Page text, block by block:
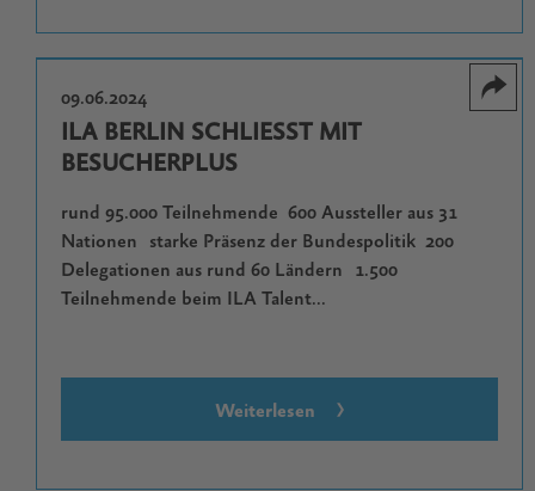
09.06.2024
ILA BERLIN SCHLIESST MIT B
ESUCHERPLUS
rund 95.000 Teilnehmende 600 Aussteller aus 31
Nationen starke Präsenz der Bundespolitik 200
Delegationen aus rund 60 Ländern 1.500
Teilnehmende beim ILA Talent...
Weiterlesen